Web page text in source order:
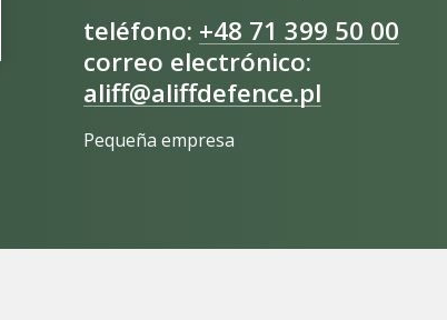
teléfono: +48 71 399 50 00
correo electrónico:
aliff@aliffdefence.pl
Pequeña empresa